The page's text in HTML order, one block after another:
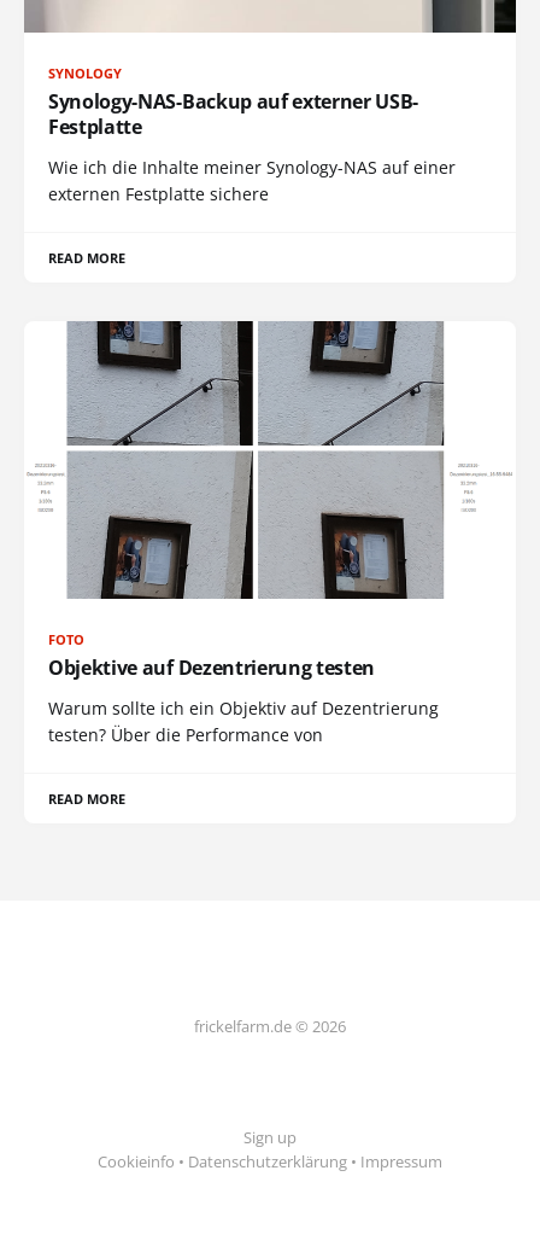
SYNOLOGY
Synology-NAS-Backup auf externer USB-
Festplatte
Wie ich die Inhalte meiner Synology-NAS auf einer
externen Festplatte sichere
READ MORE
FOTO
Objektive auf Dezentrierung testen
Warum sollte ich ein Objektiv auf Dezentrierung
testen? Über die Performance von
READ MORE
frickelfarm.de © 2026
Sign up
Cookieinfo • Datenschutzerklärung • Impressum